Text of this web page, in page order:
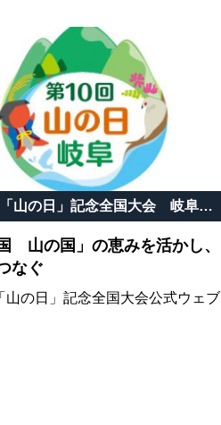
第10回「山の日」記念全国大会 岐阜in飛騨高山
山の国」の恵みを活かし、
なぐ
山の日」記念全国大会公式ウェブ